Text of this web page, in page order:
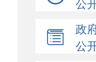
政
公